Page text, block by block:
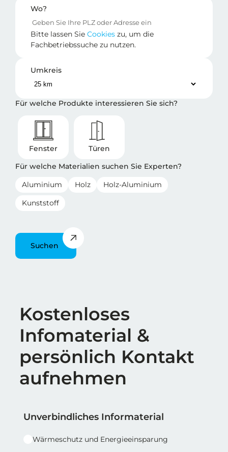
Wo?
Bitte lassen Sie Cookies zu, um die
Fachbetriebssuche zu nutzen.
Umkreis
Für welche Produkte interessieren Sie sich?
Fenster
Türen
Für welche Materialien suchen Sie Experten?
Aluminium Holz
Holz-Aluminium
Kunststoff
Suchen
Überschrift
Kostenloses
Infomaterial &
persönlich Kontakt
aufnehmen
Reihe 1
Reihe 1 | Spalte 1
Unverbindliches Informaterial
Wärmeschutz und Energieeinsparung